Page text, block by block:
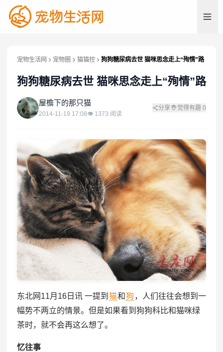
宠物生活网 宠物圈 猫猫控 狗狗糖尿病去世 猫咪思念走上“殉情”路
狗狗糖尿病去世 猫咪思念走上“殉情”路
屋 屋檐下的那只猫
2014-11-19 17:08👁 1373 阅读
分享 觉得有趣 0
东北网11月16日讯 一提到 猫和狗 ，人们往往会想到一
幅势不两立的情景。但是如果看到狗狗科比和猫咪绿
茶时，就不会再这么想了。
忆往事